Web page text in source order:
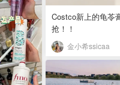
Costco新上的龟苓
抢！！
金小希ssicaa